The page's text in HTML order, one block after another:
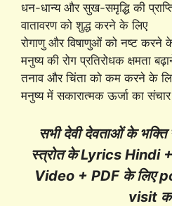
धन-धान्य और सुख-समृद्धि की
वातावरण को शुद्ध करने के लिए
रोगाणु और विषाणुओं को नष्ट करने
मनुष्य की रोग प्रतिरोधक क्षमता
तनाव और चिंता को कम करने के
मनुष्य में सकारात्मक ऊर्जा का
सभी देवी देवताओं के
स्त्रोत के Lyrics Hindi
Video + PDF के लिए
visit